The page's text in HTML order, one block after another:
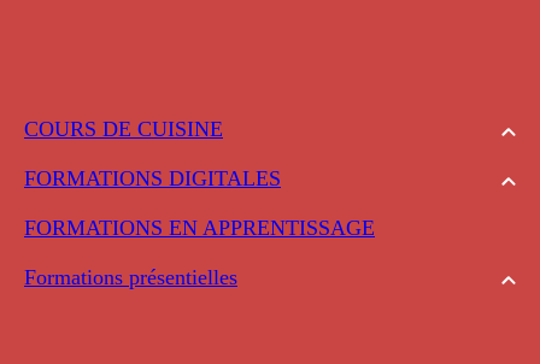
COURS DE CUISINE
FORMATIONS DIGITALES
FORMATIONS EN APPRENTISSAGE
Formations présentielles